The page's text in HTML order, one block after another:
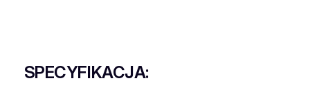
SPECYFIKACJA: